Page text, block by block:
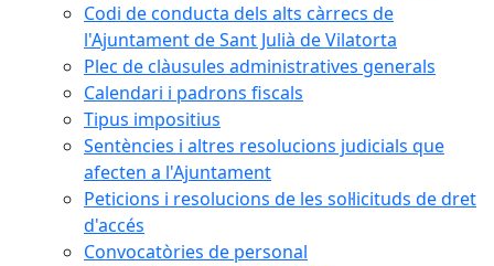
Codi de conducta dels alts càrrecs de
l'Ajuntament de Sant Julià de Vilatorta
Plec de clàusules administratives generals
Calendari i padrons fiscals
Tipus impositius
Sentències i altres resolucions judicials que
afecten a l'Ajuntament
Peticions i resolucions de les sol·licituds de dret
d'accés
Convocatòries de personal